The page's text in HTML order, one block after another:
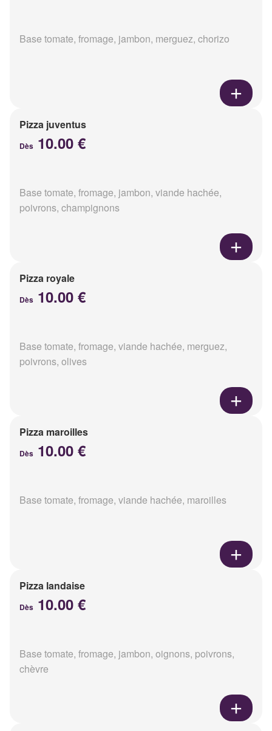
Base tomate, fromage, jambon, merguez, chorizo
Pizza juventus
Dès 10.00 €
Base tomate, fromage, jambon, viande hachée,
poivrons, champignons
Pizza royale
Dès 10.00 €
Base tomate, fromage, viande hachée, merguez,
poivrons, olives
Pizza maroilles
Dès 10.00 €
Base tomate, fromage, viande hachée, maroilles
Pizza landaise
Dès 10.00 €
Base tomate, fromage, jambon, oignons, poivrons,
chèvre